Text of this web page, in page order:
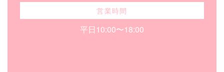
営業時間
平日10:00〜18:00